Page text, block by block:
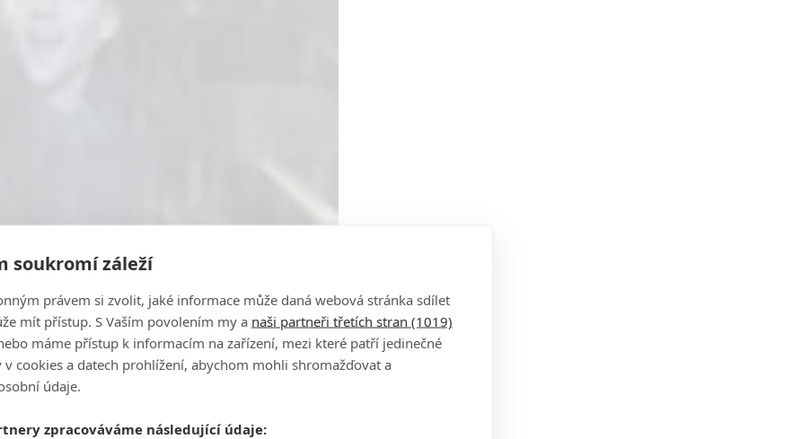
soukromí záleží
právem si zvolit, jaké informace může daná webová stránka sdílet
mít přístup. S Vaším povolením my a naši partneři třetích stran (1019)
máme přístup k informacím na zařízení, mezi které patří jedinečné
cookies a datech prohlížení, abychom mohli shromažďovat a
údaje.
zpracováváme následující údaje: